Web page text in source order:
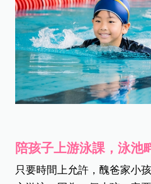
陪孩子上游泳課，泳池
只要時間上允許，醜爸家小